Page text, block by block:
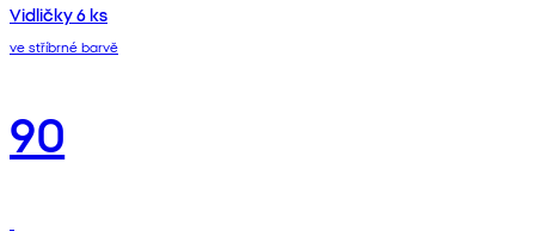
Vidličky 6 ks
ve stříbrné barvě
90